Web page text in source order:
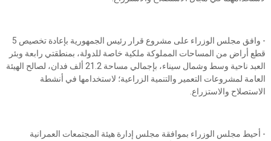
- وافق مجلس الوزراء على مشروع قرار رئيس الجمهورية بإعادة تخصيص 5
قطع أراض من المساحات المملوكة ملكية خاصة للدولة، بمنطقتي رابعة وبئر
العبد ناحية وسط وشمال سيناء، بإجمالي مساحة 21.2 ألف فدان، لصالح الهيئة
العامة لمشروعات التعمير والتنمية الزراعية؛ لاستخدامها في أنشطة
الاستصلاح والاستزراع.
- أحيط مجلس الوزراء بموافقة مجلس إدارة هيئة المجتمعات العمرانية